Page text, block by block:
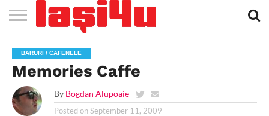
STIRI
APARTAMENTE
NOI IASI
STIRI
IASI
JOBS
IN
IASI
FILME
LA
CINEMA
CLUBURI /
DISCOTECI
BARURI /
CAFENELE
SALI DE
FORTA
SI
FITNESS
SALOANE DE
INFRUMUSETARE
AGENTII
DE
TURISM
IASI
RESTAURANTE
IN IASI
PIZZA
IN
IASI
PISCINA
IN IASI
FLORARII
RADIO
LIVE
IN IASI
SPALATORII
AUTO
TRACTARI
AUTO
TAXI
IN
IASI
CINEMA
TEATRU
HOTELURI
/
PENSIUNI
TEREN
SPORTIV
TEREN
TENIS
IASI
FARMACII
NON
STOP
COFFEE-
TO-GO
FIRME DE
PUBLICITATE
RENT
A
CAR
BARURI / CAFENELE
Memories Caffe
By Bogdan Alupoaie
Posted on September 11, 2009